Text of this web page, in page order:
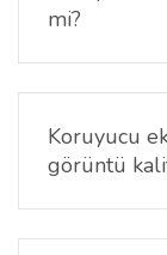
mi?
Hayır, ekran
sayesinde
Bildirimleri
geçişlerinde
Koruyucu
görüntü
Hayır. Huawei
yüksek